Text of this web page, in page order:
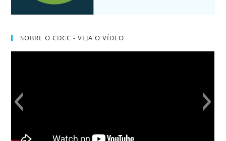
SOBRE O CDCC - VEJA O VÍDEO